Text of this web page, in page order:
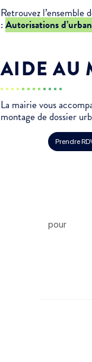
Retrouvez l’ensemble
: Autorisations
AIDE AU
La mairie vous
montage de dossier